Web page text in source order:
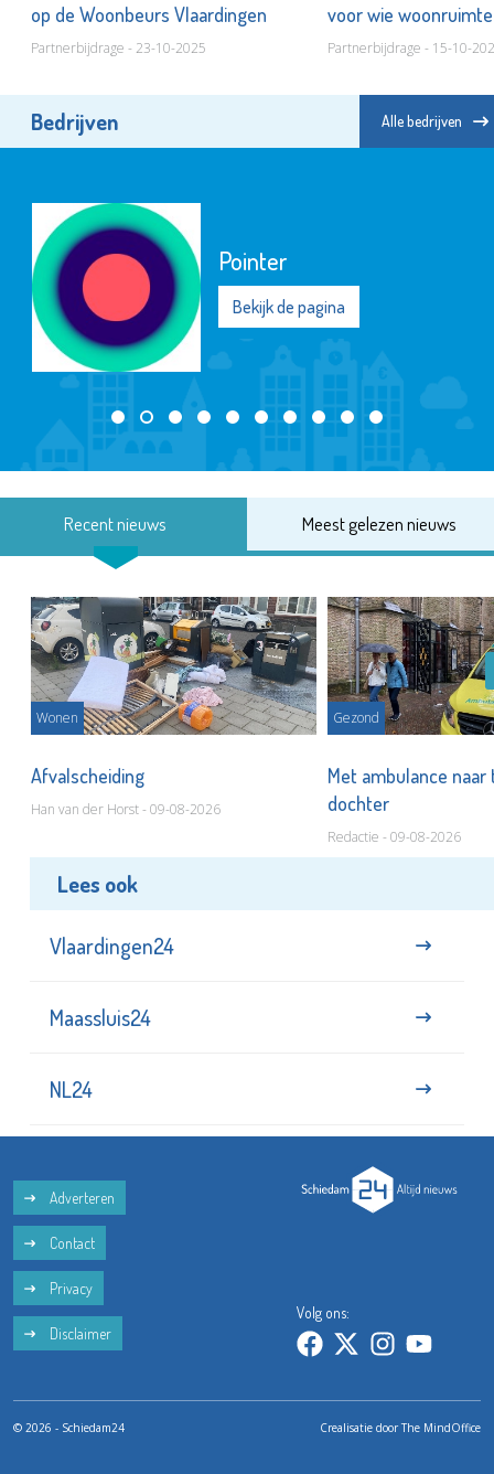
op de Woonbeurs Vlaardingen
Partnerbijdrage - 23-10-2025
voor wie
Partnerbijdrage - 15-10-
Bedrijven Alle bedrijven
Pointer
Bekijk de pagina
Recent nieuws Meest gelezen nieuws
Wonen
Afvalscheiding
Han van der Horst - 09-08-2026
Gezond
Met ambulance
dochter
Redactie - 09-08-2026
Lees ook
Vlaardingen24
Maassluis24
NL24
Adverteren
Contact
Privacy
Disclaimer
Volg ons:
© 2026 - Schiedam24 Crealisatie doorThe MindOffice